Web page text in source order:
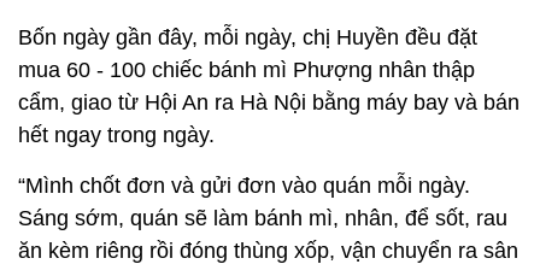
Bốn ngày gần đây, mỗi ngày, chị Huyền đều đặt
mua 60 - 100 chiếc bánh mì Phượng nhân thập
cẩm, giao từ Hội An ra Hà Nội bằng máy bay và bán
hết ngay trong ngày.
“Mình chốt đơn và gửi đơn vào quán mỗi ngày.
Sáng sớm, quán sẽ làm bánh mì, nhân, để sốt, rau
ăn kèm riêng rồi đóng thùng xốp, vận chuyển ra sân